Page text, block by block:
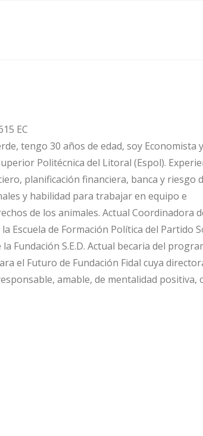
EC
tengo 30 años de edad, soy Economista y
Politécnica del Litoral (Espol).
planificación financiera, banca y riesgo
y habilidad para trabajar en equipo e
de los animales. Actual Coordinadora
Escuela de Formación Política del Partido
Fundación S.E.D. Actual becaria del
el Futuro de Fundación Fidal cuya
amable, de mentalidad positiva,